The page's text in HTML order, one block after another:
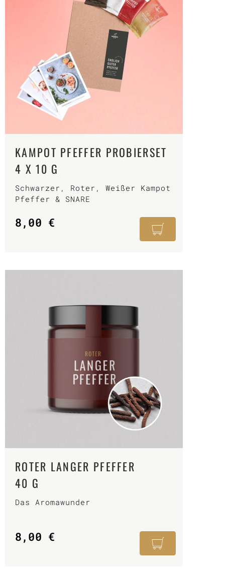
KAMPOT PFEFFER PROBIERSET
4 X 10 G
Schwarzer, Roter, Weißer Kampot
Pfeffer & SNARE
8,00 €
ROTER LANGER PFEFFER
40 G
Das Aromawunder
8,00 €